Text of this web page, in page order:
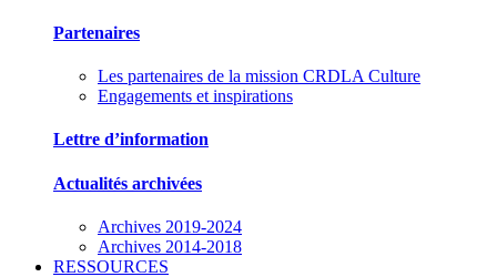
Partenaires
Les partenaires de la mission CRDLA Culture
Engagements et inspirations
Lettre d’information
Actualités archivées
Archives 2019-2024
Archives 2014-2018
RESSOURCES